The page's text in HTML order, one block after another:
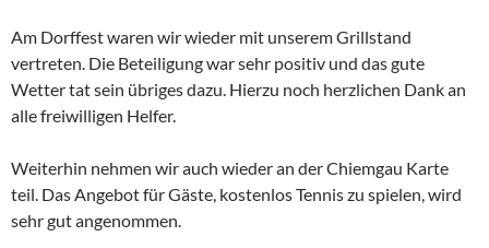
Am Dorffest waren wir wieder mit unserem Grillstand
vertreten. Die Beteiligung war sehr positiv und das gute
Wetter tat sein übriges dazu. Hierzu noch herzlichen Dank an
alle freiwilligen Helfer.
Weiterhin nehmen wir auch wieder an der Chiemgau Karte
teil. Das Angebot für Gäste, kostenlos Tennis zu spielen, wird
sehr gut angenommen.